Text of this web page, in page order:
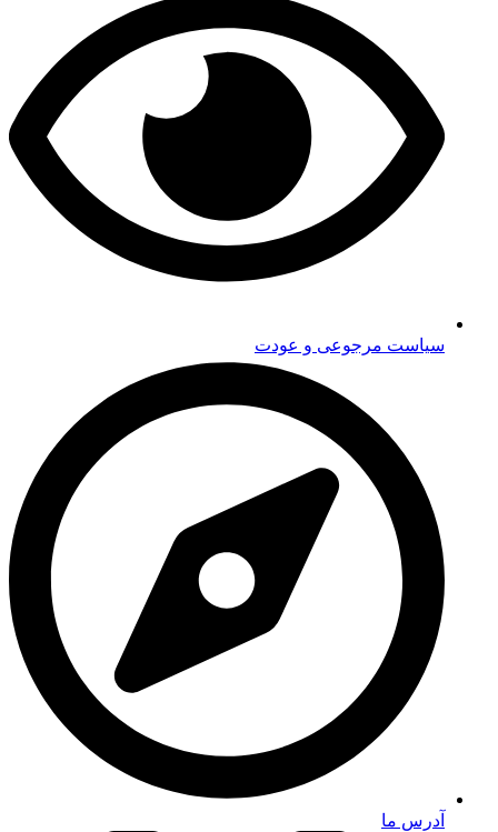
سیاست مرجوعی و عودت
آدرس ما